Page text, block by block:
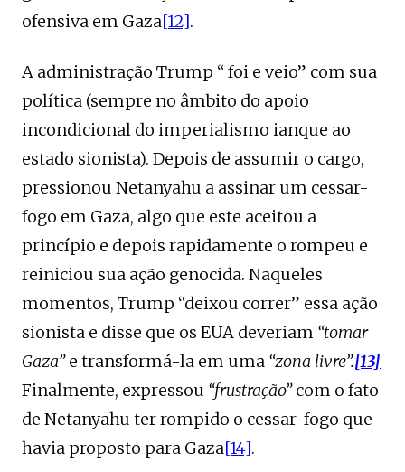
ofensiva em Gaza[12].
A administração Trump “ foi e veio” com sua
política (sempre no âmbito do apoio
incondicional do imperialismo ianque ao
estado sionista). Depois de assumir o cargo,
pressionou Netanyahu a assinar um cessar-
fogo em Gaza, algo que este aceitou a
princípio e depois rapidamente o rompeu e
reiniciou sua ação genocida. Naqueles
momentos, Trump “deixou correr” essa ação
sionista e disse que os EUA deveriam “tomar
Gaza”e transformá-la em uma “zona livre”.[13]
Finalmente, expressou “frustração”com o fato
de Netanyahu ter rompido o cessar-fogo que
havia proposto para Gaza[14].